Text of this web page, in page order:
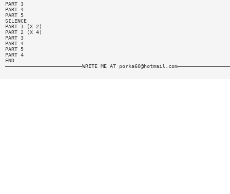
PART 3
PART 4
PART 5
SILENCE
PART 1 (X 2)
PART 2 (X 4)
PART 3
PART 4
PART 5
PART 4
END
—————————————————————————WRITE ME AT
porka60@hotmail.com